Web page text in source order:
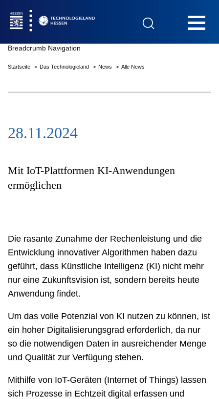
Das Technologieland
Innovationsfelder
Breadcrumb Navigation
Startseite Das Technologieland News Alle News
28.11.2024
Mit IoT-Plattformen KI-Anwendungen
ermöglichen
Die rasante Zunahme der Rechenleistung und die
Entwicklung innovativer Algorithmen haben dazu
geführt, dass Künstliche Intelligenz (KI) nicht mehr
nur eine Zukunftsvision ist, sondern bereits heute
Anwendung findet.
Um das volle Potenzial von KI nutzen zu können, ist
ein hoher Digitalisierungsgrad erforderlich, da nur
so die notwendigen Daten in ausreichender Menge
und Qualität zur Verfügung stehen.
Mithilfe von IoT-Geräten (Internet of Things) lassen
sich Prozesse in Echtzeit digital erfassen und